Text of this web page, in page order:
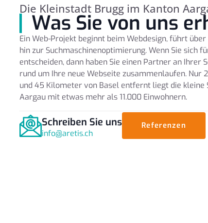
Die Kleinstadt Brugg im Kanton
Was Sie von uns
Ein Web-Projekt beginnt beim Webdesign, führt
hin zur Suchmaschinenoptimierung. Wenn Sie sich
entscheiden, dann haben Sie einen Partner an Ihrer
rund um Ihre neue Webseite zusammenlaufen. Nur
und 45 Kilometer von Basel entfernt liegt die kleine
Aargau mit etwas mehr als 11.000 Einwohnern.
Schreiben Sie uns
info@aretis.ch
Referenzen